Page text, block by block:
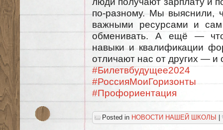
по-разному. Мы выяснили,
важными ресурсами и
обменивать. А ещё —
навыки и квалификации
отличают нас от других — и
#Билетвбудущее2024
#РоссияМоиГоризонты
#Профориентация
Posted in НОВОСТИ НАШЕЙ ШКОЛЫ |